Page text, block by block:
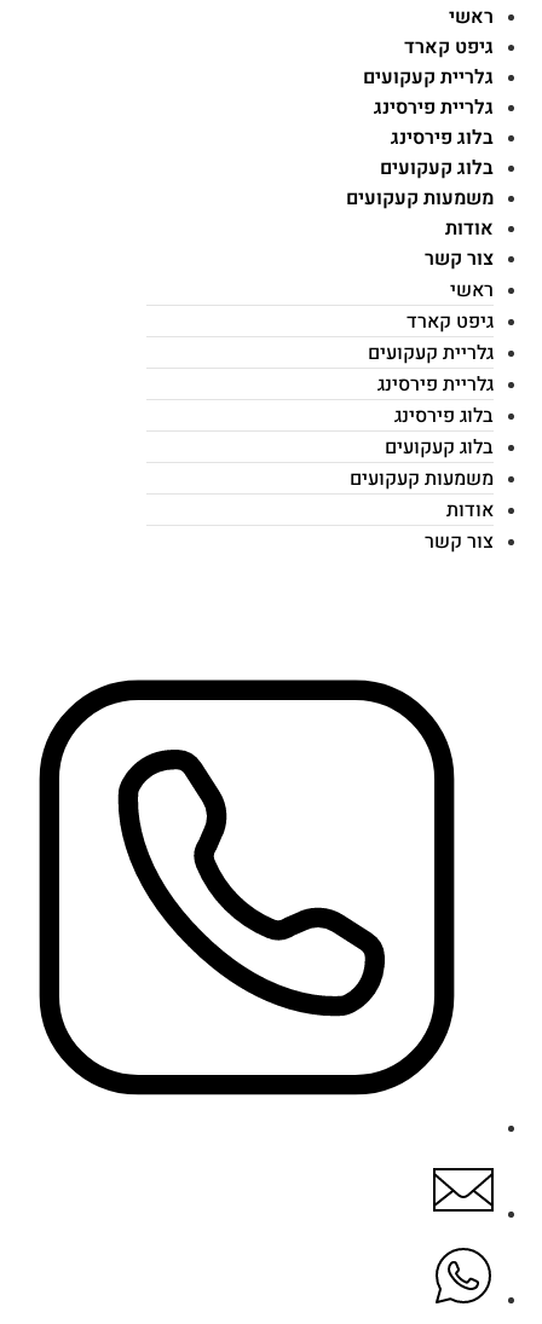
ראשי
גיפט קארד
גלריית קעקועים
גלריית פירסינג
בלוג פירסינג
בלוג קעקועים
משמעות קעקועים
אודות
צור קשר
ראשי
גיפט קארד
גלריית קעקועים
גלריית פירסינג
בלוג פירסינג
בלוג קעקועים
משמעות קעקועים
אודות
צור קשר